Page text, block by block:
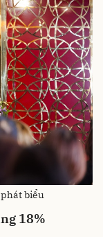
biểu
18%